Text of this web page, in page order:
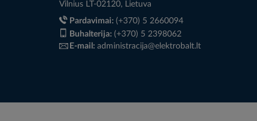
Vilnius LT-02120, Lietuva
Pardavimai: (+370) 5 2660094
Buhalterija: (+370) 5 2398062
E-mail: administracija@elektrobalt.lt